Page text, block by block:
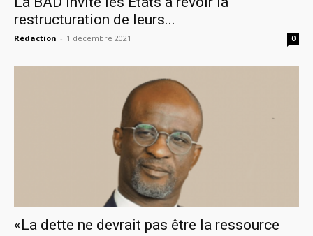
restructuration de leurs...
Rédaction - 1 décembre 2021 0
«La dette ne devrait pas être la ressource